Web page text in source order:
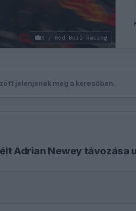
X / Red Bull Racing
jelenjenek meg a keresőben.
Adrian Newey távozása